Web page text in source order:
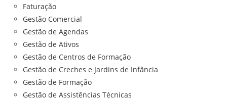
Faturação
Gestão Comercial
Gestão de Agendas
Gestão de Ativos
Gestão de Centros de Formação
Gestão de Creches e Jardins de Infância
Gestão de Formação
Gestão de Assistências Técnicas